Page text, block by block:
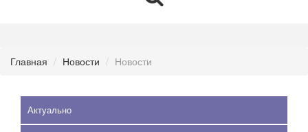
Главная Новости Новости
Актуально